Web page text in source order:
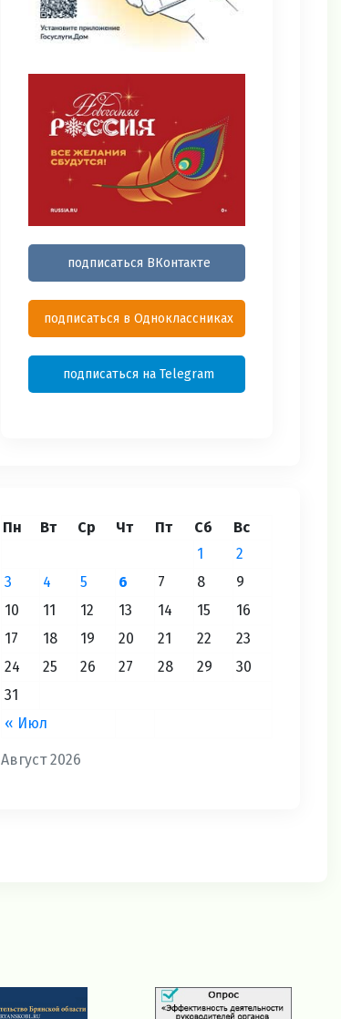
подписаться ВКонтакте
подписаться в Одноклассниках
подписаться на Telegram
Август 2026
Пн Вт Ср Чт Пт Сб Вс
« Июл
1
2
3
4 5 6 7 8
9
10
11 12 13 14 15
16
17
18 19 20 21 22
23
24
25 26 27 28 29
30
31